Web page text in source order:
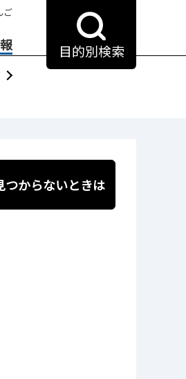
ご
目的別検索
つからないときは